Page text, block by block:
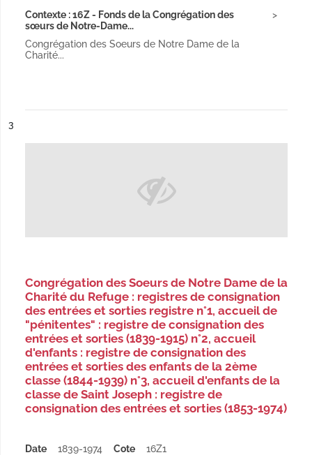
Contexte : 16Z - Fonds de la Congrégation des
sœurs de Notre-Dame...
Congrégation des Soeurs de Notre Dame de la
Charité...
n°
3
Congrégation des Soeurs de Notre Dame de la
Charité du Refuge : registres de consignation
des entrées et sorties registre n°1, accueil de
"pénitentes" : registre de consignation des
entrées et sorties (1839-1915) n°2, accueil
d'enfants : registre de consignation des
entrées et sorties des enfants de la 2ème
classe (1844-1939) n°3, accueil d'enfants de la
classe de Saint Joseph : registre de
consignation des entrées et sorties (1853-1974)
Date 1839-1974 Cote 16Z1